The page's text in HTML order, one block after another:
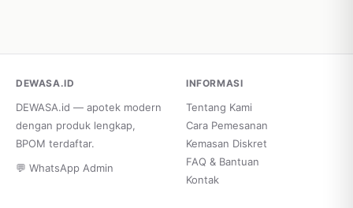
DEWASA.ID
DEWASA.id — apotek modern
dengan produk lengkap,
BPOM terdaftar.
💬 WhatsApp Admin
INFORMASI
Tentang Kami
Cara Pemesanan
Kemasan Diskret
FAQ & Bantuan
Kontak